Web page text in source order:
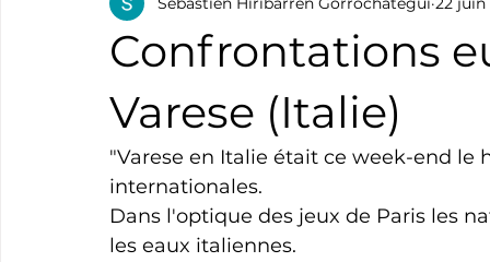
Omnisports Partenariat Pelote Pentathlon
Natation Tennis Triathlon
Cyclotourisme
Confrontations
Varese (Italie)
"Varese en Italie était ce week-end
internationales.
Dans l'optique des jeux de Paris les
les eaux italiennes.